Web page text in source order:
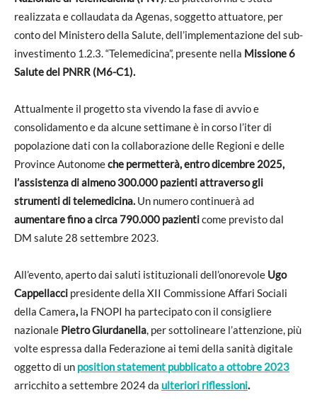
realizzata e collaudata da Agenas, soggetto attuatore, per
conto del Ministero della Salute, dell’implementazione del sub-
investimento 1.2.3. “Telemedicina”, presente nella Missione 6
Salute del PNRR (M6-C1).
Attualmente il progetto sta vivendo la fase di avvio e
consolidamento e da alcune settimane è in corso l’iter di
popolazione dati con la collaborazione delle Regioni e delle
Province Autonomeche permetterà, entro dicembre 2025,
l’assistenza di almeno 300.000 pazienti attraverso gli
strumenti di telemedicina. Un numero continuerà ad
aumentare fino a circa790.000 pazienticome previsto dal
DM salute 28 settembre 2023.
All’evento, aperto dai saluti istituzionali dell’onorevole Ugo
Cappellacci presidente della XII Commissione Affari Sociali
della Camera, la FNOPI ha partecipato con il consigliere
nazionale Pietro Giurdanella, per sottolineare l’attenzione, più
volte espressa dalla Federazione ai temi della sanità digitale
oggetto di un position statement pubblicato a ottobre 2023
arricchito a settembre 2024 da ulteriori riflessioni.